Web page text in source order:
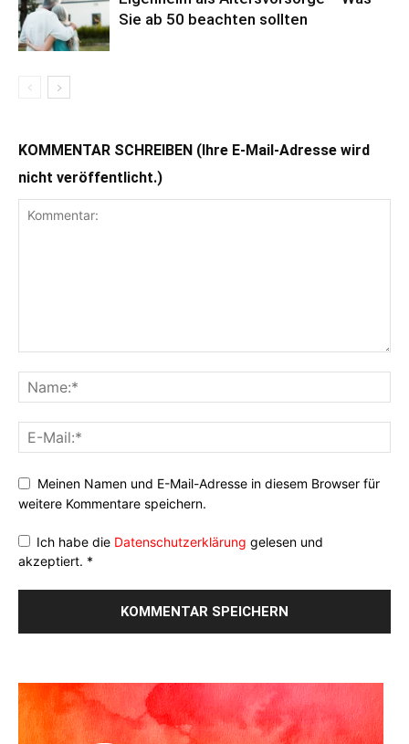
Sie ab 50 beachten sollten
KOMMENTAR SCHREIBEN (Ihre E-Mail-Adresse wird
nicht veröffentlicht.)
Meinen Namen und E-Mail-Adresse in diesem Browser für
weitere Kommentare speichern.
Ich habe die Datenschutzerklärung gelesen und
akzeptiert. *